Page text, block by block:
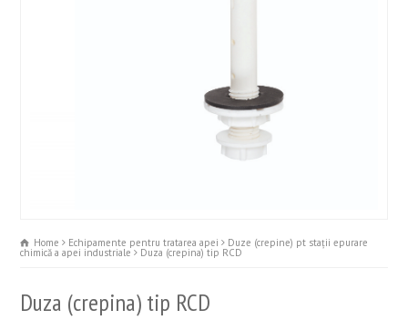
Home Echipamente pentru tratarea apei Duze (crepine) pt stații epurare
chimică a apei industriale Duza (crepina) tip RCD
Duza (crepina) tip RCD